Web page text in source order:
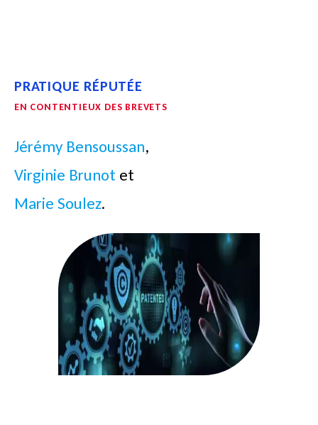
PRATIQUE RÉPUTÉE
EN CONTENTIEUX DES BREVETS
Jérémy Bensoussan,
Virginie Brunot et
Marie Soulez.